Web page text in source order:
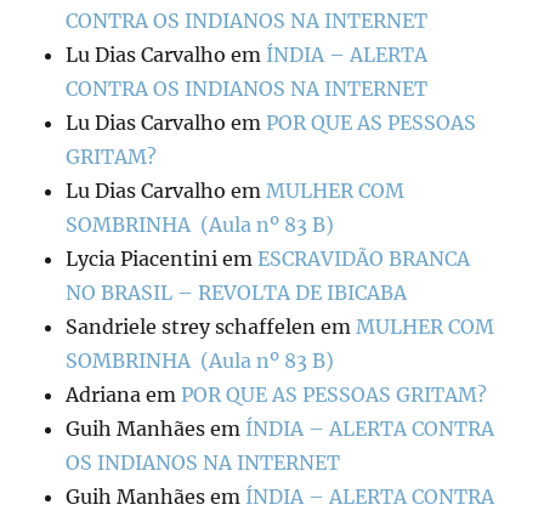
CONTRA OS INDIANOS NA INTERNET
Lu Dias Carvalho em ÍNDIA – ALERTA
CONTRA OS INDIANOS NA INTERNET
Lu Dias Carvalho em POR QUE AS PESSOAS
GRITAM?
Lu Dias Carvalho em MULHER COM
SOMBRINHA (Aula nº 83 B)
Lycia Piacentini emESCRAVIDÃO BRANCA
NO BRASIL – REVOLTA DE IBICABA
Sandriele strey schaffelen em MULHER COM
SOMBRINHA (Aula nº 83 B)
Adriana em POR QUE AS PESSOAS GRITAM?
Guih Manhães em ÍNDIA – ALERTA CONTRA
OS INDIANOS NA INTERNET
Guih Manhães em ÍNDIA – ALERTA CONTRA